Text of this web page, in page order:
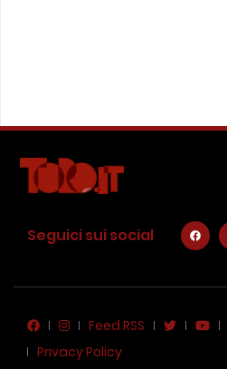
Seguici sui social
Feed RSS
Privacy Policy